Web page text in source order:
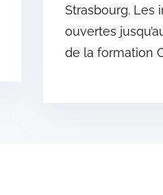
Strasbourg. Les
ouvertes
de la formation